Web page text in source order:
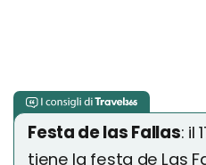
Festa de las Fallas: il
tiene la festa de Las